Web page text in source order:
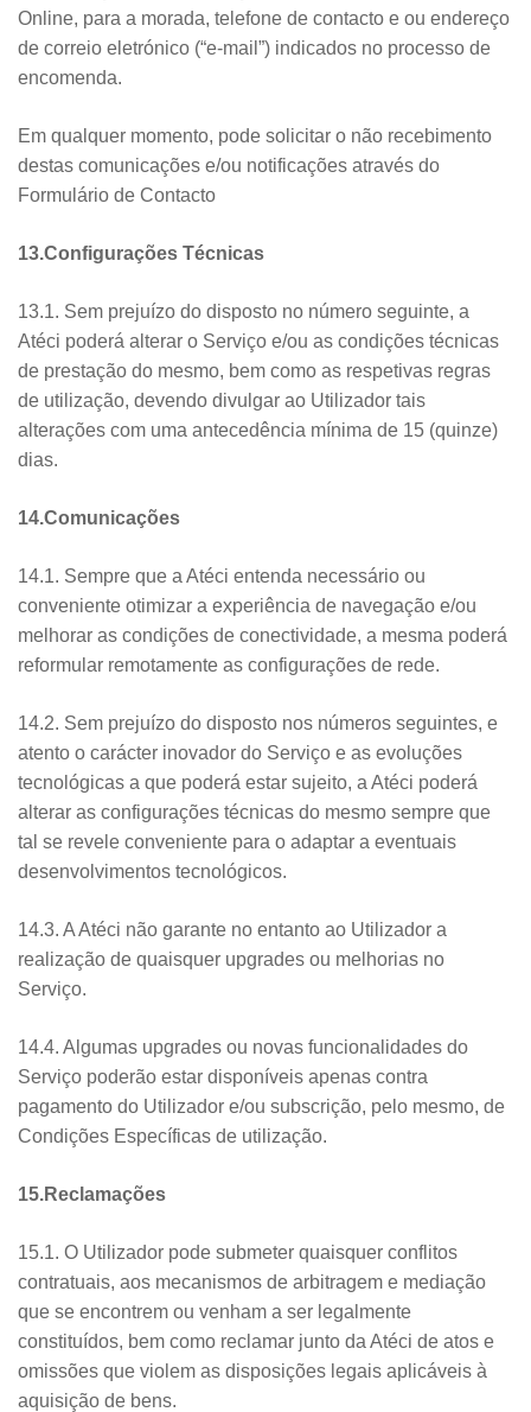
Online, para a morada, telefone de contacto e ou endereço
de correio eletrónico (“e-mail”) indicados no processo de
encomenda.
Em qualquer momento, pode solicitar o não recebimento
destas comunicações e/ou notificações através do
Formulário de Contacto
13.Configurações Técnicas
13.1. Sem prejuízo do disposto no número seguinte, a
Atéci poderá alterar o Serviço e/ou as condições técnicas
de prestação do mesmo, bem como as respetivas regras
de utilização, devendo divulgar ao Utilizador tais
alterações com uma antecedência mínima de 15 (quinze)
dias.
14.Comunicações
14.1. Sempre que a Atéci entenda necessário ou
conveniente otimizar a experiência de navegação e/ou
melhorar as condições de conectividade, a mesma poderá
reformular remotamente as configurações de rede.
14.2. Sem prejuízo do disposto nos números seguintes, e
atento o carácter inovador do Serviço e as evoluções
tecnológicas a que poderá estar sujeito, a Atéci poderá
alterar as configurações técnicas do mesmo sempre que
tal se revele conveniente para o adaptar a eventuais
desenvolvimentos tecnológicos.
14.3. A Atéci não garante no entanto ao Utilizador a
realização de quaisquer upgrades ou melhorias no
Serviço.
14.4. Algumas upgrades ou novas funcionalidades do
Serviço poderão estar disponíveis apenas contra
pagamento do Utilizador e/ou subscrição, pelo mesmo, de
Condições Específicas de utilização.
15.Reclamações
15.1. O Utilizador pode submeter quaisquer conflitos
contratuais, aos mecanismos de arbitragem e mediação
que se encontrem ou venham a ser legalmente
constituídos, bem como reclamar junto da Atéci de atos e
omissões que violem as disposições legais aplicáveis à
aquisição de bens.